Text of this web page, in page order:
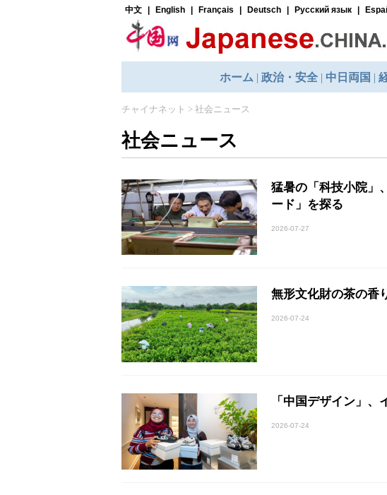
チャイナネット > 社会ニュース
社会ニュース
猛暑の「科技小院」
ード」を探る
2026-07-27
無形文化財の茶の香
2026-07-24
「中国デザイン」
2026-07-24